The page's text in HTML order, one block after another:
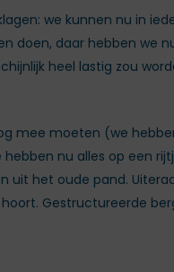
we kunnen nu in
doen, daar hebben we
heel lastig zou
mee moeten (we
nu alles op een
uit het oude pand.
Gestructureerde